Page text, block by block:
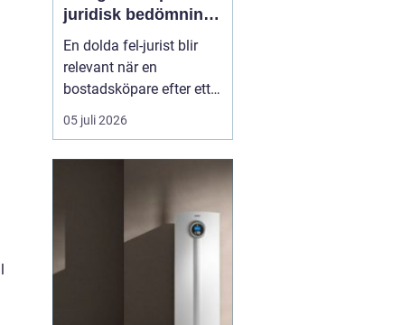
juridisk bedömning
av ansvar, bevisning
och tvistlösning
En dolda fel-jurist blir
relevant när en
bostadsköpare efter ett
fastighetsköp upptäcker
brister som inte varit
köpetillfället. Det kan
röra sig om fuktskador,
05 juli 2026